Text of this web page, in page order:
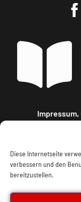
Diese Internetseite
verbessern und den
bereitzustellen.